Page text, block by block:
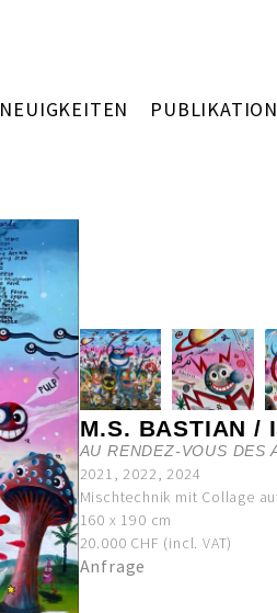
NEUIGKEITEN
M.S. BASTIAN /
AU RENDEZ-VOUS DES
2021, 2022, 2024
Mischtechnik mit Collage
160 x 190 cm
20.000 CHF (incl. VAT)
Anfrage